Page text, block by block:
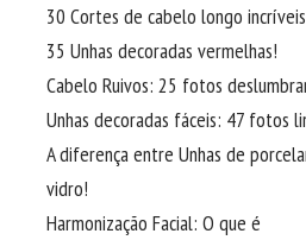
30 Cortes de cabelo longo
35 Unhas decoradas vermelhas!
Cabelo Ruivos: 25 fotos
Unhas decoradas fáceis: 47 fotos
A diferença entre Unhas de
vidro!
Harmonização Facial: O que é